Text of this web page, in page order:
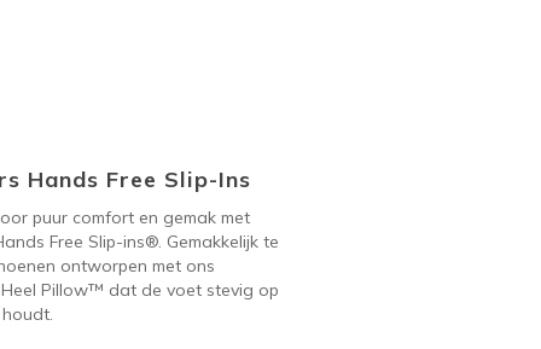
Hands Free Slip-Ins
puur comfort en gemak met
Free Slip-ins®. Gemakkelijk te
ontworpen met ons
Heel Pillow™ dat de voet stevig op